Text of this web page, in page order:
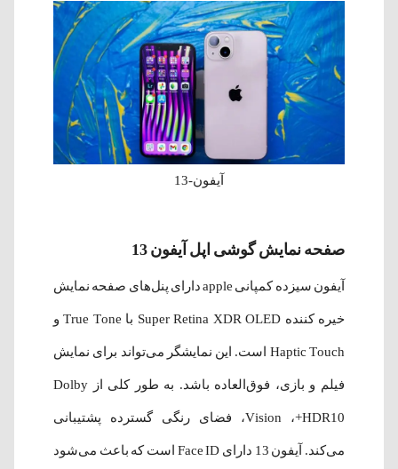
آیفون-13
صفحه نمایش گوشی اپل آیفون 13
آیفون سیزده کمپانی apple دارای پنل‌های صفحه نمایش
خیره کننده Super Retina XDR OLED با True Tone و
Haptic Touch است. این نمایشگر می‌تواند برای نمایش
فیلم و بازی، فوق‌العاده باشد. به طور کلی از Dolby
Vision ،+HDR10، فضای رنگی گسترده پشتیبانی
می‌کند. آیفون 13 دارای Face ID است که باعث می‌شود